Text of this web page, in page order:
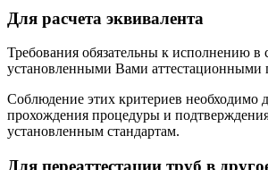
Для расчета эквивалента
Требования обязательны к исполнению в
установленными Вами аттестационными
Соблюдение этих критериев необходимо
прохождения процедуры и подтверждения
установленным стандартам.
Для переаттестации труб в